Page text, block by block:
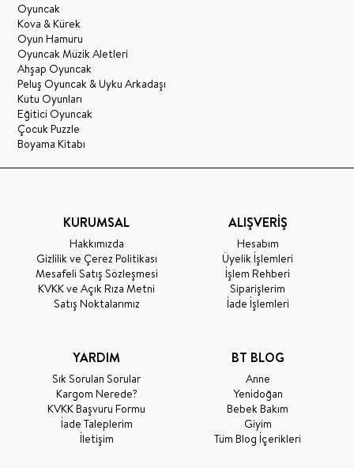
Oyuncak
Kova & Kürek
Oyun Hamuru
Oyuncak Müzik Aletleri
Ahşap Oyuncak
Peluş Oyuncak & Uyku Arkadaşı
Kutu Oyunları
Eğitici Oyuncak
Çocuk Puzzle
Boyama Kitabı
KURUMSAL
Hakkımızda
Gizlilik ve Çerez Politikası
Mesafeli Satış Sözleşmesi
KVKK ve Açık Rıza Metni
Satış Noktalarımız
ALIŞVERİŞ
Hesabım
Üyelik İşlemleri
İşlem Rehberi
Siparişlerim
İade İşlemleri
YARDIM
Sık Sorulan Sorular
Kargom Nerede?
KVKK Başvuru Formu
İade Taleplerim
İletişim
BT BLOG
Anne
Yenidoğan
Bebek Bakım
Giyim
Tüm Blog İçerikleri